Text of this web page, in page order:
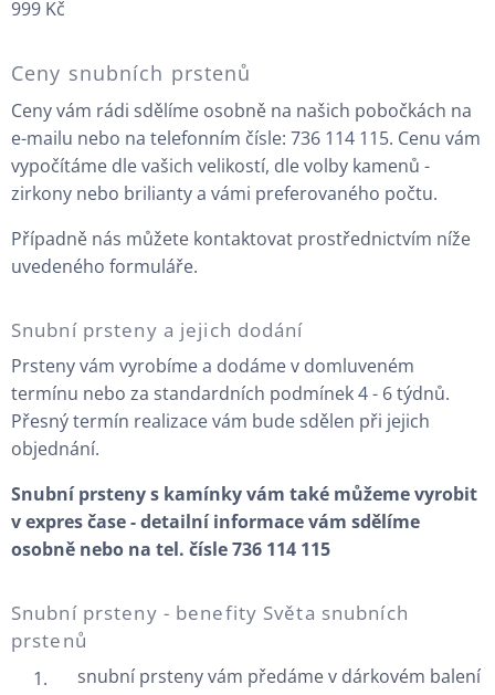
999 Kč
Ceny snubních prstenů
Ceny vám rádi sdělíme osobně na našich pobočkách na
e-mailu nebo na telefonním čísle: 736 114 115. Cenu vám
vypočítáme dle vašich velikostí, dle volby kamenů -
zirkony nebo brilianty a vámi preferovaného počtu.
Případně nás můžete kontaktovat prostřednictvím níže
uvedeného formuláře.
Snubní prsteny a jejich dodání
Prsteny vám vyrobíme a dodáme v domluveném
termínu nebo za standardních podmínek 4 - 6 týdnů.
Přesný termín realizace vám bude sdělen při jejich
objednání.
Snubní prsteny s kamínky vám také můžeme vyrobit
v expres čase - detailní informace vám sdělíme
osobně nebo na tel. čísle 736 114 115
Snubní prsteny - benefity Světa snubních
prstenů
snubní prsteny vám předáme v dárkovém balení